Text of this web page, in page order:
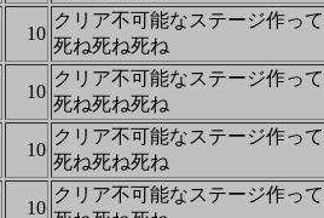
10
クリア不可能なステージ作っ
死ね死ね死ね
10
クリア不可能なステージ作っ
死ね死ね死ね
10
クリア不可能なステージ作っ
死ね死ね死ね
10
クリア不可能なステージ作っ